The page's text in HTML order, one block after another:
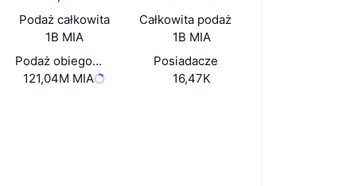
Podaż całkowita
1B MIA
Całkowita podaż
1B MIA
Podaż obiegowa
121,04M MIA
Posiadacze
16,47K